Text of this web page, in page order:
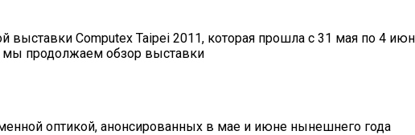
Computex Taipei 2011, которая прошла с 31 мая по 4
мы продолжаем обзор выставки
оптикой, анонсированных в мае и июне нынешнего года